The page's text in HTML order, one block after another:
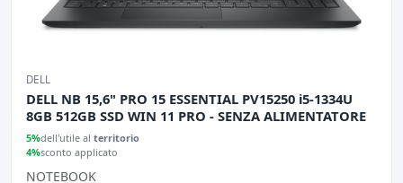
DELL
DELL NB 15,6" PRO 15 ESSENTIAL PV15250 i5-1334U
8GB 512GB SSD WIN 11 PRO - SENZA ALIMENTATORE
5%dell'utile al territorio
4%sconto applicato
NOTEBOOK